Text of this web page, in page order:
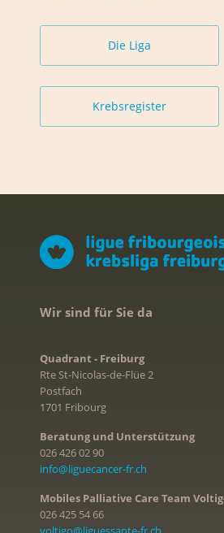
Die Liga
Krebsregister
Wir sind für Sie da
Quadrant - Freiburg
Rte St-Nicolas-de-Flüe 2
Postfach
1701 Fribourg
Beratung und Unterstützung
026 426 02 90
info@liguecancer-fr.ch
Mobiles Palliative Care Team
026 425 54 66